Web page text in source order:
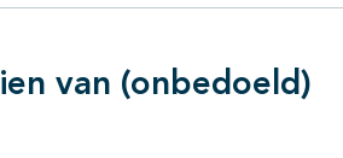
van (onbedoeld)